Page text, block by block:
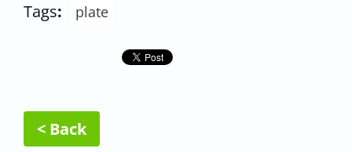
Tags: plate
< Back